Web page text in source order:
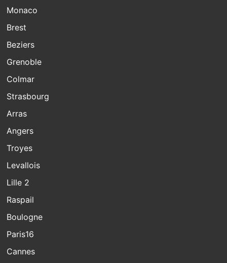
Monaco
Brest
Beziers
Grenoble
Colmar
Strasbourg
Arras
Angers
Troyes
Levallois
Lille 2
Raspail
Boulogne
Paris16
Cannes